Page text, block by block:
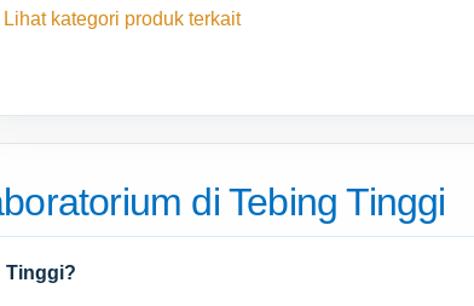
Lihat kategori produk terkait
di Tebing Tinggi
Tinggi?